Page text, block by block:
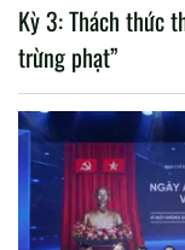
Kỳ 3: Thách thức
trừng phạt”